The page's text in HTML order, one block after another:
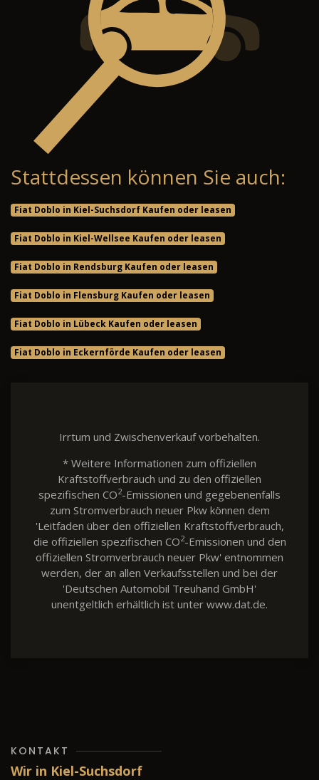
Stattdessen können Sie auch:
Fiat Doblo in Kiel-Suchsdorf Kaufen oder leasen
Fiat Doblo in Kiel-Wellsee Kaufen oder leasen
Fiat Doblo in Rendsburg Kaufen oder leasen
Fiat Doblo in Flensburg Kaufen oder leasen
Fiat Doblo in Lübeck Kaufen oder leasen
Fiat Doblo in Eckernförde Kaufen oder leasen
Irrtum und Zwischenverkauf vorbehalten.
* Weitere Informationen zum offiziellen
Kraftstoffverbrauch und zu den offiziellen
spezifischen CO2-Emissionen und gegebenenfalls
zum Stromverbrauch neuer Pkw können dem
'Leitfaden über den offiziellen Kraftstoffverbrauch,
die offiziellen spezifischen CO2-Emissionen und den
offiziellen Stromverbrauch neuer Pkw' entnommen
werden, der an allen Verkaufsstellen und bei der
'Deutschen Automobil Treuhand GmbH'
unentgeltlich erhältlich ist unter www.dat.de.
KONTAKT
Wir in Kiel-Suchsdorf